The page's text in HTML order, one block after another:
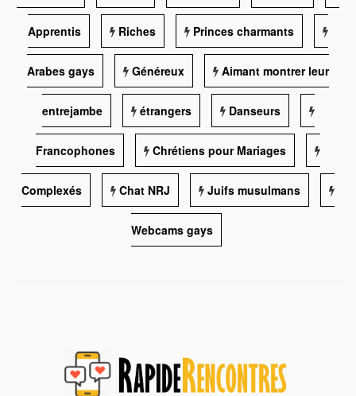
Apprentis Riches Princes charmants
Arabes gays Généreux Aimant montrer leur
entrejambe étrangers Danseurs
Francophones Chrétiens pour Mariages
Complexés Chat NRJ Juifs musulmans
Webcams gays